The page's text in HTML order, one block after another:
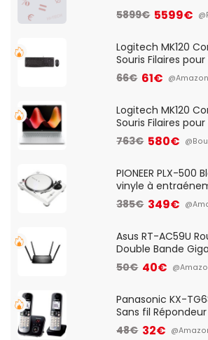
5899€ 5599€
Logitech MK120
Souris Filaires
Optique Filaire,
And Play,
QWERTY UK - Noir
66€ 61€ @Amazon
Logitech MK120
Souris Filaires
Optique Filaire,
And Play,
QWERTY UK - Noir
763€ 580€
PIONEER PLX-500
vinyle à
vitesses (33-45-
pre-ampli intégré
385€ 349€
Asus RT-AC59U
Double Bande
Client VPN, Triple
d'accès et
50€ 40€
Panasonic KX-
Sans fil
Française]
48€ 32€